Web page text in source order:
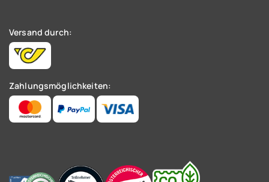
Versand durch:
Zahlungsmöglichkeiten: